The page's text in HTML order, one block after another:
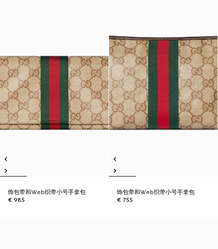
饰包带和Web织带小号手拿包
€ 985
饰包带和Web织带小号手拿包
€ 755